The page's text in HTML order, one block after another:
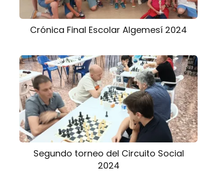
Crónica Final Escolar Algemesí 2024
Segundo torneo del Circuito Social
2024